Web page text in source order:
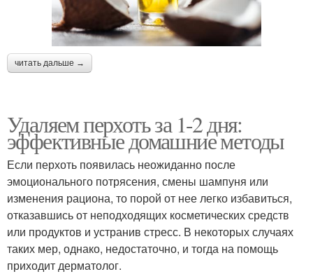
читать дальше →
Удаляем перхоть за 1-2 дня:
эффективные домашние методы
Если перхоть появилась неожиданно после
эмоционального потрясения, смены шампуня или
изменения рациона, то порой от нее легко избавиться,
отказавшись от неподходящих косметических средств
или продуктов и устранив стресс. В некоторых случаях
таких мер, однако, недостаточно, и тогда на помощь
приходит дерматолог.